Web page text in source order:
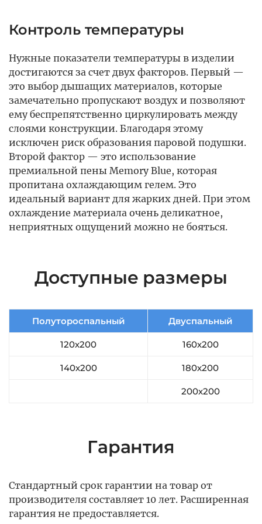
Контроль температуры
Нужные показатели температуры в изделии
достигаются за счет двух факторов. Первый —
это выбор дышащих материалов, которые
замечательно пропускают воздух и позволяют
ему беспрепятственно циркулировать между
слоями конструкции. Благодаря этому
исключен риск образования паровой подушки.
Второй фактор — это использование
премиальной пены Memory Blue, которая
пропитана охлаждающим гелем. Это
идеальный вариант для жарких дней. При этом
охлаждение материала очень деликатное,
неприятных ощущений можно не бояться.
Доступные размеры
Полутороспальный Двуспальный
120х200 160х200
140х200 180х200
200х200
Гарантия
Стандартный срок гарантии на товар от
производителя составляет 10 лет. Расширенная
гарантия не предоставляется.